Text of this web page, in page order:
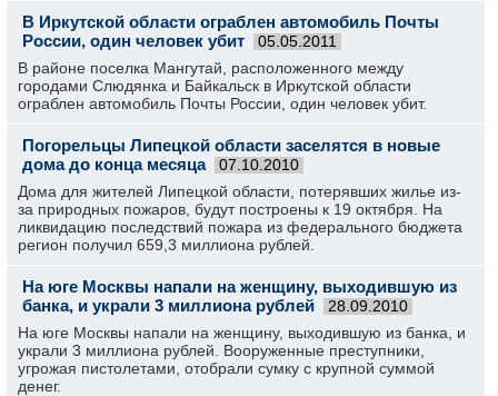
В Иркутской области ограблен автомобиль Почты
России, один человек убит
05.05.2011
В районе поселка Мангутай, расположенного между
городами Слюдянка и Байкальск в Иркутской области
ограблен автомобиль Почты России, один человек убит.
Погорельцы Липецкой области заселятся в новые
дома до конца месяца
07.10.2010
Дома для жителей Липецкой области, потерявших жилье из-
за природных пожаров, будут построены к 19 октября. На
ликвидацию последствий пожара из федерального бюджета
регион получил 659,3 миллиона рублей.
На юге Москвы напали на женщину, выходившую из
банка, и украли 3 миллиона рублей
28.09.2010
На юге Москвы напали на женщину, выходившую из банка, и
украли 3 миллиона рублей. Вооруженные преступники,
угрожая пистолетами, отобрали сумку с крупной суммой
денег.